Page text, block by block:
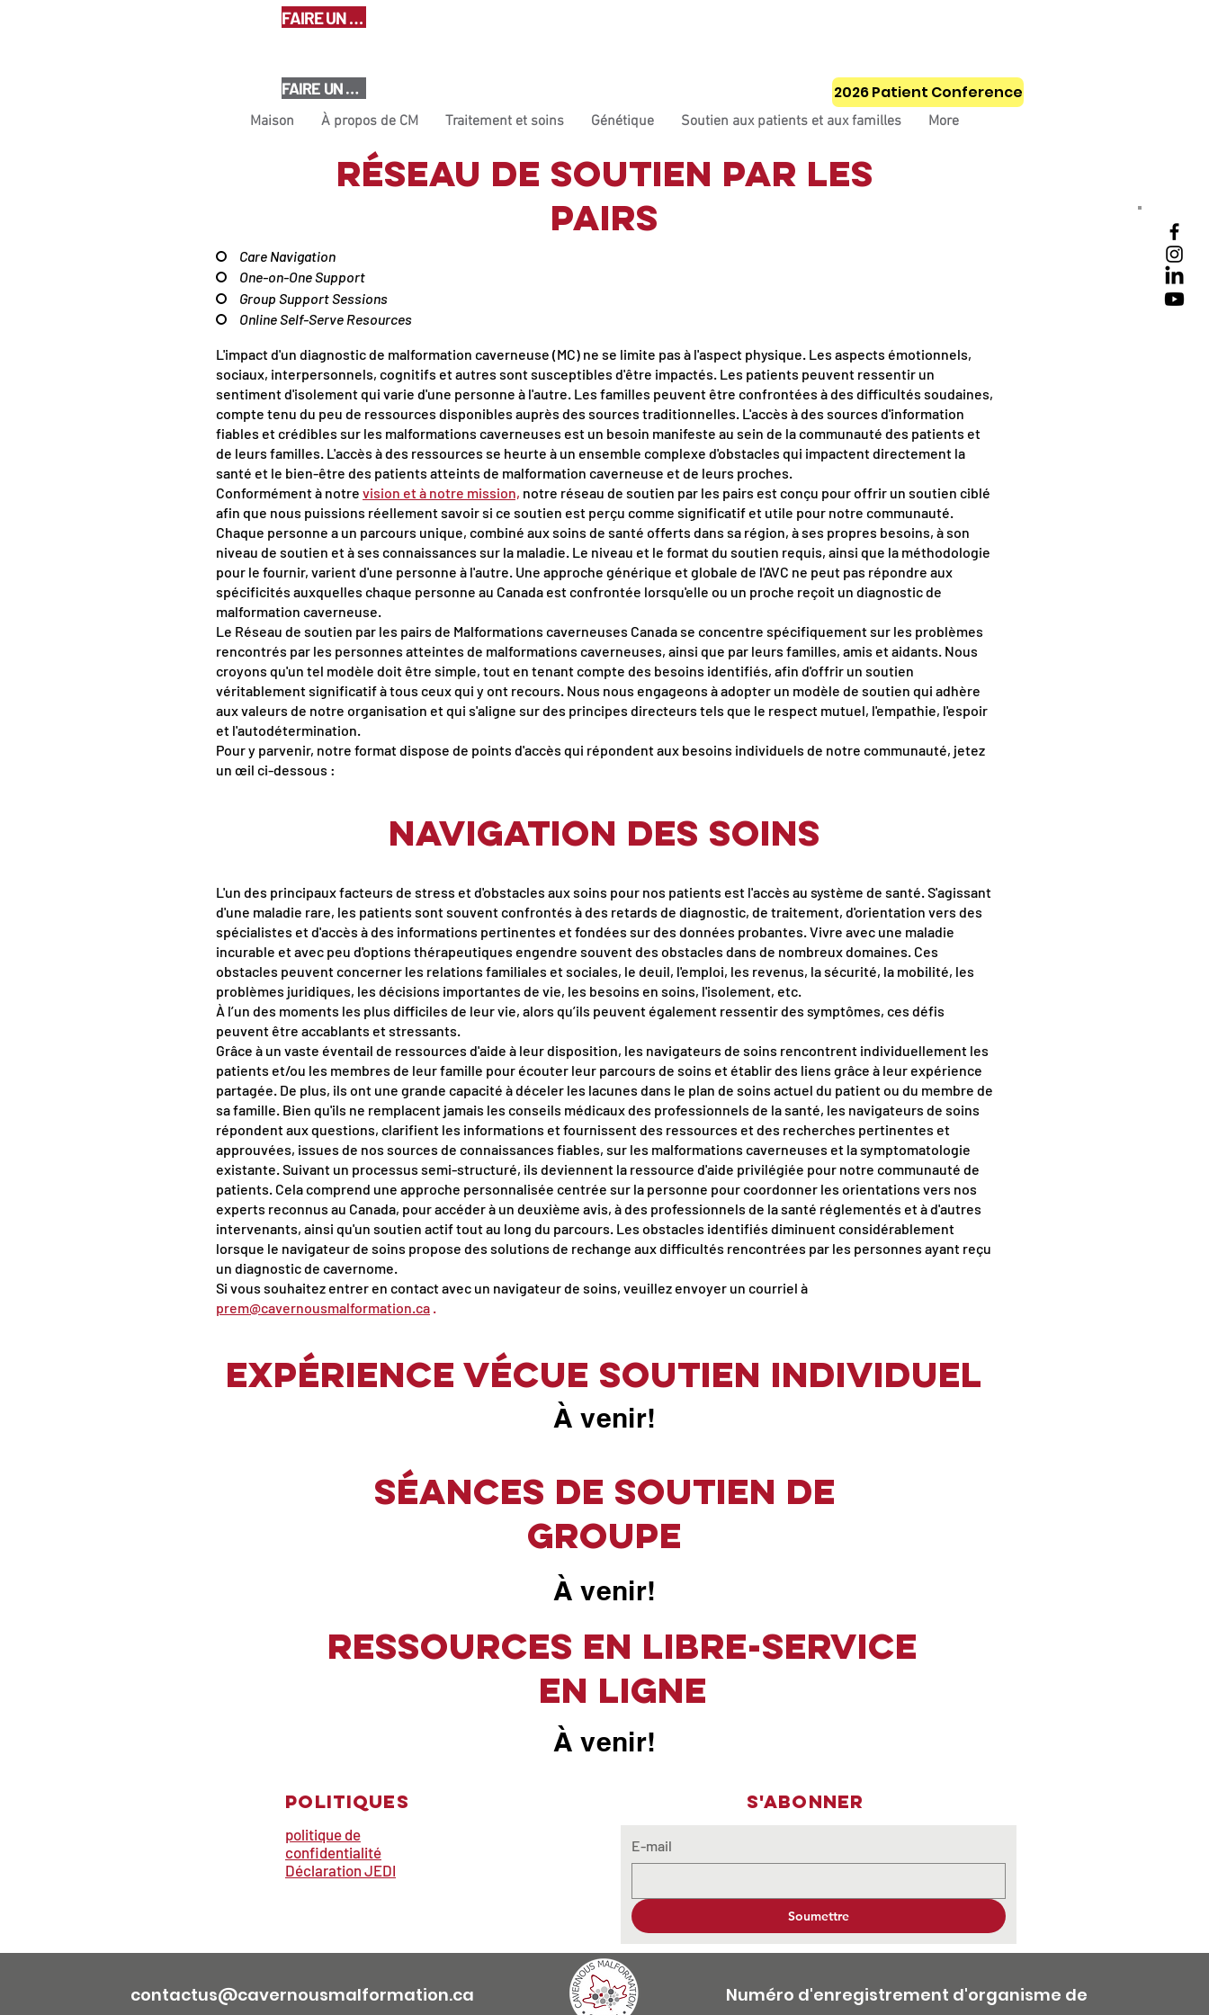
FAIRE UN DON
FAIRE UN DON 2026 Patient Conference
Maison À propos de CM Traitement et soins Génétique Soutien aux patients et aux familles More
Réseau de soutien par les
pairs
Care Navigation
One-on-One Support
Group Support Sessions
Online Self-Serve Resources
L'impact d'un diagnostic de malformation caverneuse (MC) ne se limite pas à l'aspect physique. Les aspects émotionnels,
sociaux, interpersonnels, cognitifs et autres sont susceptibles d'être impactés. Les patients peuvent ressentir un
sentiment d'isolement qui varie d'une personne à l'autre. Les familles peuvent être confrontées à des difficultés soudaines,
compte tenu du peu de ressources disponibles auprès des sources traditionnelles. L'accès à des sources d'information
fiables et crédibles sur les malformations caverneuses est un besoin manifeste au sein de la communauté des patients et
de leurs familles. L'accès à des ressources se heurte à un ensemble complexe d'obstacles qui impactent directement la
santé et le bien-être des patients atteints de malformation caverneuse et de leurs proches.
Conformément à notre vision et à notre mission, notre réseau de soutien par les pairs est conçu pour offrir un soutien ciblé
afin que nous puissions réellement savoir si ce soutien est perçu comme significatif et utile pour notre communauté.
Chaque personne a un parcours unique, combiné aux soins de santé offerts dans sa région, à ses propres besoins, à son
niveau de soutien et à ses connaissances sur la maladie. Le niveau et le format du soutien requis, ainsi que la méthodologie
pour le fournir, varient d'une personne à l'autre. Une approche générique et globale de l'AVC ne peut pas répondre aux
spécificités auxquelles chaque personne au Canada est confrontée lorsqu'elle ou un proche reçoit un diagnostic de
malformation caverneuse.
Le Réseau de soutien par les pairs de Malformations caverneuses Canada se concentre spécifiquement sur les problèmes
rencontrés par les personnes atteintes de malformations caverneuses, ainsi que par leurs familles, amis et aidants. Nous
croyons qu'un tel modèle doit être simple, tout en tenant compte des besoins identifiés, afin d'offrir un soutien
véritablement significatif à tous ceux qui y ont recours. Nous nous engageons à adopter un modèle de soutien qui adhère
aux valeurs de notre organisation et qui s'aligne sur des principes directeurs tels que le respect mutuel, l'empathie, l'espoir
et l'autodétermination.
Pour y parvenir, notre format dispose de points d'accès qui répondent aux besoins individuels de notre communauté, jetez
un œil ci-dessous :
Navigation des soins
L'un des principaux facteurs de stress et d'obstacles aux soins pour nos patients est l'accès au système de santé. S'agissant
d'une maladie rare, les patients sont souvent confrontés à des retards de diagnostic, de traitement, d'orientation vers des
spécialistes et d'accès à des informations pertinentes et fondées sur des données probantes. Vivre avec une maladie
incurable et avec peu d'options thérapeutiques engendre souvent des obstacles dans de nombreux domaines. Ces
obstacles peuvent concerner les relations familiales et sociales, le deuil, l'emploi, les revenus, la sécurité, la mobilité, les
problèmes juridiques, les décisions importantes de vie, les besoins en soins, l'isolement, etc.
À l’un des moments les plus difficiles de leur vie, alors qu’ils peuvent également ressentir des symptômes, ces défis
peuvent être accablants et stressants.
Grâce à un vaste éventail de ressources d'aide à leur disposition, les navigateurs de soins rencontrent individuellement les
patients et/ou les membres de leur famille pour écouter leur parcours de soins et établir des liens grâce à leur expérience
partagée. De plus, ils ont une grande capacité à déceler les lacunes dans le plan de soins actuel du patient ou du membre de
sa famille. Bien qu'ils ne remplacent jamais les conseils médicaux des professionnels de la santé, les navigateurs de soins
répondent aux questions, clarifient les informations et fournissent des ressources et des recherches pertinentes et
approuvées, issues de nos sources de connaissances fiables, sur les malformations caverneuses et la symptomatologie
existante. Suivant un processus semi-structuré, ils deviennent la ressource d'aide privilégiée pour notre communauté de
patients. Cela comprend une approche personnalisée centrée sur la personne pour coordonner les orientations vers nos
experts reconnus au Canada, pour accéder à un deuxième avis, à des professionnels de la santé réglementés et à d'autres
intervenants, ainsi qu'un soutien actif tout au long du parcours. Les obstacles identifiés diminuent considérablement
lorsque le navigateur de soins propose des solutions de rechange aux difficultés rencontrées par les personnes ayant reçu
un diagnostic de cavernome.
Si vous souhaitez entrer en contact avec un navigateur de soins, veuillez envoyer un courriel à
prem@cavernousmalformation.ca .
Expérience vécue Soutien individuel
À venir!
Séances de soutien de
groupe
À venir!
Ressources en libre-service
en ligne
À venir!
Politiques
politique de
confidentialité
Déclaration JEDI
S'abonner
E-mail
Soumettre
contactus@cavernousmalformation.ca
Numéro d'enregistrement d'organisme de